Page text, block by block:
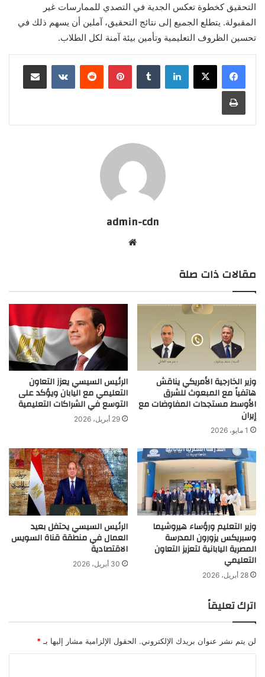
التحقيق كخطوة تعكس الجدية في التصدي للممارسات غير
المقبولة. يتطلع الجميع إلى نتائج التحقيق، آملين أن يسهم ذلك في
تحسين الظروف التعليمية وتأمين بيئة آمنة لكل الطلاب.
لينكدإن بينتيريست مشاركة عبر البريد
طباعة
admin-cdn
مقالات ذات صلة
وزير الخارجية الأمريكي يناقش
هاتفياً مع المبعوث للشرق
الأوسط مستجدات المفاوضات مع
إيران
1 مايو، 2026
الرئيس السيسي يعزز التعاون
التعليمي مع اليابان ويؤكد على
التوسع في الشراكات التعليمية
29 أبريل، 2026
وزير التعليم ورؤساء هيروشيما
وسبريكس يزورون المدرسة
المصرية اليابانية لتعزيز التعاون
التعليمي
28 أبريل، 2026
الرئيس السيسي يحتفل بعيد
العمال في منطقة قناة السويس
الاقتصادية
30 أبريل، 2026
اترك تعليقاً
لن يتم نشر عنوان بريدك الإلكتروني. الحقول الإلزامية مشار إليها بـ *